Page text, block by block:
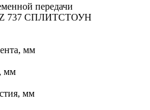
передачи
737 СПЛИТСТОУН
мм
мм
мм